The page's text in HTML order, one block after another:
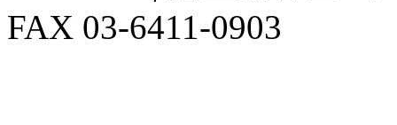
FAX 03-6411-0903